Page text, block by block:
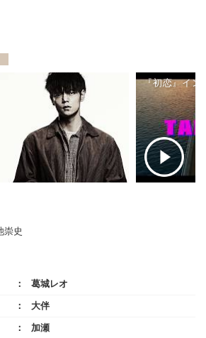
『初恋』イン
崇史
葛城レオ
大伴
加瀬